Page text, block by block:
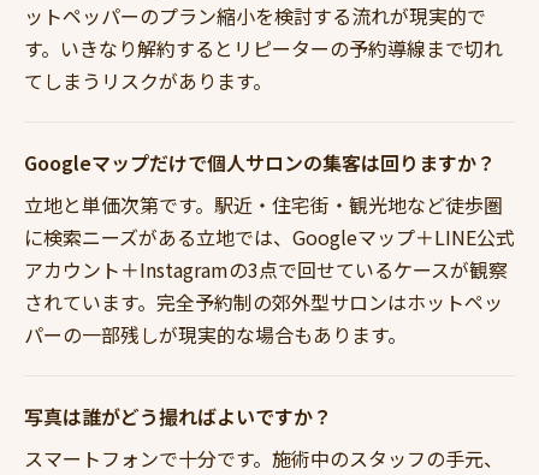
ットペッパーのプラン縮小を検討する流れが現実的で
す。いきなり解約するとリピーターの予約導線まで切れ
てしまうリスクがあります。
Googleマップだけで個人サロンの集客は回りますか？
立地と単価次第です。駅近・住宅街・観光地など徒歩圏
に検索ニーズがある立地では、Googleマップ＋LINE公式
アカウント＋Instagramの3点で回せているケースが観察
されています。完全予約制の郊外型サロンはホットペッ
パーの一部残しが現実的な場合もあります。
写真は誰がどう撮ればよいですか？
スマートフォンで十分です。施術中のスタッフの手元、